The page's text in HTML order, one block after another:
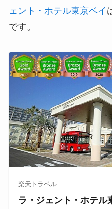
ェント・ホテル東京ベイ
です。
楽天トラベル
ラ・ジェント・ホテル